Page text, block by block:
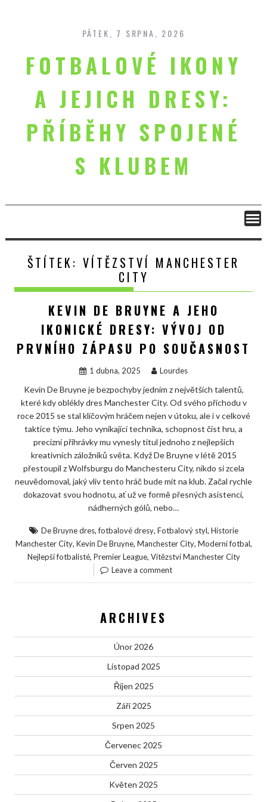
content
PÁTEK, 7 SRPNA, 2026
FOTBALOVÉ IKONY
A JEJICH DRESY:
PŘÍBĚHY SPOJENÉ
S KLUBEM
ŠTÍTEK: VÍTĚZSTVÍ MANCHESTER
CITY
KEVIN DE BRUYNE A JEHO
IKONICKÉ DRESY: VÝVOJ OD
PRVNÍHO ZÁPASU PO SOUČASNOST
1 dubna, 2025 Lourdes
Kevin De Bruyne je bezpochyby jedním z největších talentů,
které kdy oblékly dres Manchester City. Od svého příchodu v
roce 2015 se stal klíčovým hráčem nejen v útoku, ale i v celkové
taktice týmu. Jeho vynikající technika, schopnost číst hru, a
precizní přihrávky mu vynesly titul jednoho z nejlepších
kreativních záložníků světa. Když De Bruyne v létě 2015
přestoupil z Wolfsburgu do Manchesteru City, nikdo si zcela
neuvědomoval, jaký vliv tento hráč bude mít na klub. Začal rychle
dokazovat svou hodnotu, ať už ve formě přesných asistencí,
nádherných gólů, nebo…
De Bruyne dres,fotbalové dresy, Fotbalový styl, Historie
Manchester City, Kevin De Bruyne, Manchester City, Moderní fotbal,
Nejlepší fotbalisté, Premier League, Vítězství Manchester City
Leave a comment
ARCHIVES
Únor 2026
Listopad 2025
Říjen 2025
Září 2025
Srpen 2025
Červenec 2025
Červen 2025
Květen 2025